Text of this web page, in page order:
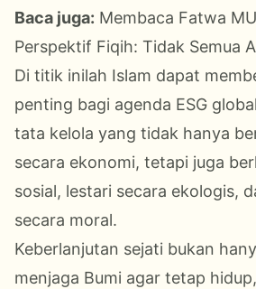
Baca juga: Membaca Fatwa
Perspektif Fiqih: Tidak Semua
Di titik inilah Islam dapat
penting bagi agenda ESG
tata kelola yang tidak hanya
secara ekonomi, tetapi juga
sosial, lestari secara ekologis,
secara moral.
Keberlanjutan sejati bukan
menjaga Bumi agar tetap